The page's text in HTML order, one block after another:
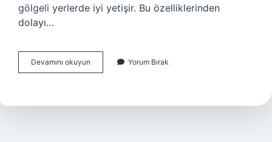
gölgeli yerlerde iyi yetişir. Bu özelliklerinden
dolayı…
Devamını okuyun
Otunun
Nedir
Yorum Bırak